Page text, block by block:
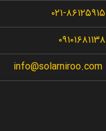
۰۲۱-۸۶۱۲۵۹۱۵
۰۹۱۰۱۶۸۱۱۳۸
info@solarniroo.com